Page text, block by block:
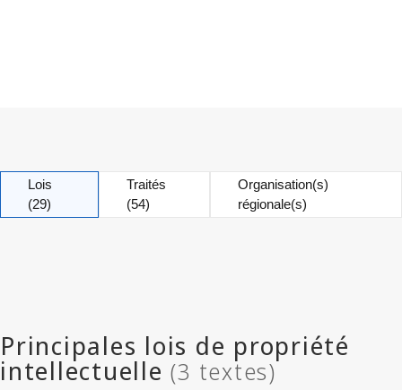
Lois
(29)
Traités
(54)
Organisation(s)
régionale(s)